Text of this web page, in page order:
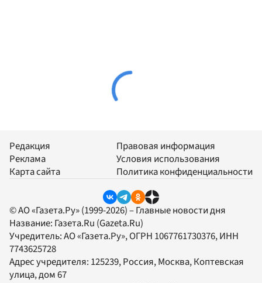
Редакция
Реклама
Карта сайта
Правовая информация
Условия использования
Политика конфиденциальности
© АО «Газета.Ру» (1999-2026) – Главные новости дня
Название: Газета.Ru (Gazeta.Ru)
Учредитель:АО «Газета.Ру», ОГРН 1067761730376, ИНН
7743625728
Адрес учредителя: 125239, Россия, Москва, Коптевская
улица, дом 67